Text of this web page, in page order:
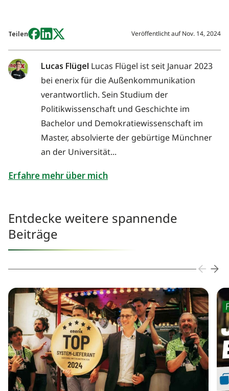
Teilen Veröffentlicht aufNov. 14, 2024
Lucas Flügel Lucas Flügel ist seit Januar 2023
bei enerix für die Außenkommunikation
verantwortlich. Sein Studium der
Politikwissenschaft und Geschichte im
Bachelor und Demokratiewissenschaft im
Master, absolvierte der gebürtige Münchner
an der Universität...
Erfahre mehr über mich
Entdecke weitere spannende
Beiträge